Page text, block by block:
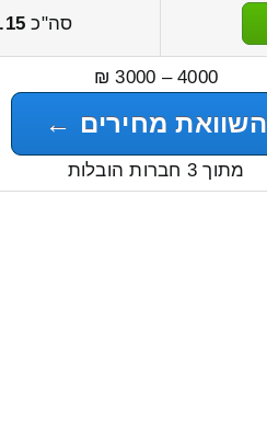
סה"כ
4000 – 3000 ₪
השוואת מחירים ←
מתוך 3 חברות הובלות